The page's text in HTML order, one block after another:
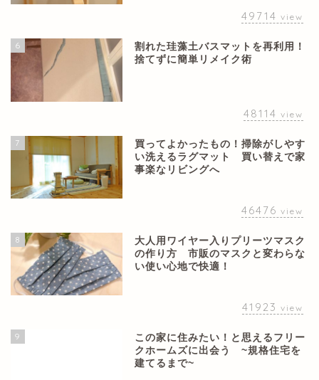
49714 view
6
割れた珪藻土バスマットを再利用！
捨てずに簡単リメイク術
48114 view
7
買ってよかったもの！掃除がしやす
い洗えるラグマット 買い替えで家
事楽なリビングへ
46476 view
8
大人用ワイヤー入りプリーツマスク
の作り方 市販のマスクと変わらな
い使い心地で快適！
41923 view
9
この家に住みたい！と思えるフリー
クホームズに出会う ~規格住宅を
建てるまで~